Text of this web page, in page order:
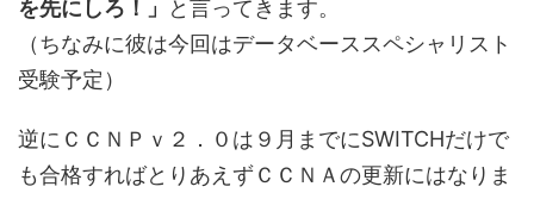
を先にしろ！」
と言ってきます。
（ちなみに彼は今回はデータベーススペシャリスト
受験予定）
逆にＣＣＮＰｖ２．０は９月までにSWITCHだけで
も合格すればとりあえずＣＣＮＡの更新にはなりま